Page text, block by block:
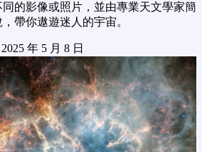
的影像或照片，並由專業天文學家簡
帶你遨遊迷人的宇宙。
2025 年 5 月 8 日